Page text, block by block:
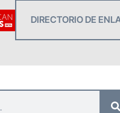
DIRECTORIO DE